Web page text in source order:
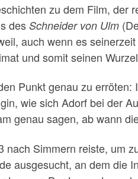
zu dem Film, der
des Schneider von Ulm
auch wenn es
und somit seinen
Punkt genau zu erröten:
wie sich Adorf bei der
genau sagen, ab wann
Simmern reiste, um
ausgesucht, an dem die